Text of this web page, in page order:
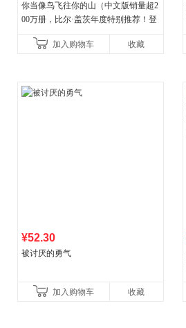
你当像鸟飞往你的山（中文版销量超2
00万册，比尔·盖茨年度特别推荐！登
比你听说的还要
加入购物车 收藏
¥52.30
被讨厌的勇气
加入购物车 收藏